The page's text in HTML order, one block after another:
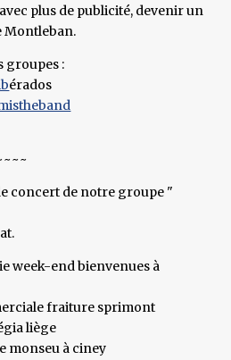
plus de publicité, devenir un
Montleban.
groupes :
érados
concert de notre groupe "
week-end bienvenues à
fraiture sprimont
liège
monseu à ciney